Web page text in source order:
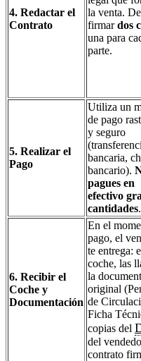
4. Redactar el
Contrato
la venta.
firmardos
una para
parte.
5. Realizar el
Pago
Utiliza un
de pago
y seguro
bancaria,
bancario).
pagues en
efectivo
cantidades.
6. Recibir el
Coche y
Documentación
En el
pago, el
te entrega:
coche, las
la
original
de
Ficha
copias del
del
contrato